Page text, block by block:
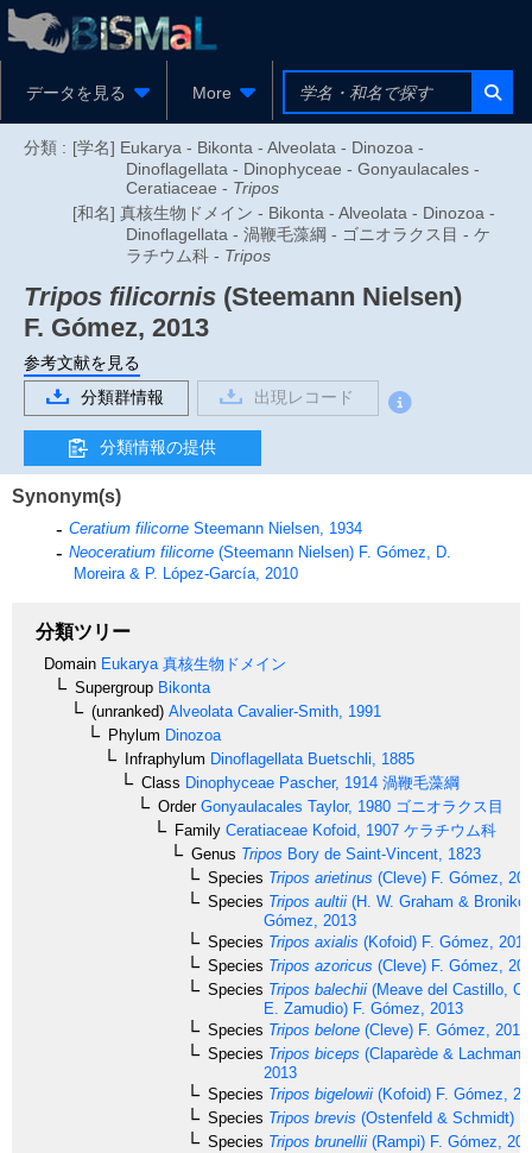
データを見る More
分類 : [学名] Eukarya - Bikonta - Alveolata - Dinozoa -
Dinoflagellata - Dinophyceae - Gonyaulacales -
Ceratiaceae - Tripos
[和名] 真核生物ドメイン - Bikonta - Alveolata - Dinozoa -
Dinoflagellata - 渦鞭毛藻綱 - ゴニオラクス目 - ケ
ラチウム科 - Tripos
Tripos filicornis (Steemann Nielsen)
F. Gómez, 2013
参考文献を見る
分類群情報
出現レコード
分類情報の提供
Synonym(s)
Ceratium filicorne Steemann Nielsen, 1934
Neoceratium filicorne (Steemann Nielsen) F. Gómez, D.
Moreira & P. López-García, 2010
分類ツリー
Domain Eukarya 真核生物ドメイン
Supergroup Bikonta
(unranked) Alveolata Cavalier-Smith, 1991
Phylum Dinozoa
Infraphylum Dinoflagellata Buetschli, 1885
Class Dinophyceae Pascher, 1914 渦鞭毛藻綱
OrderGonyaulacales Taylor, 1980 ゴニオラクス目
Family Ceratiaceae Kofoid, 1907 ケラチウム科
Genus Tripos Bory de Saint-Vincent, 1823
Species Tripos arietinus (Cleve) F. Gómez,
Species Tripos aultii (H. W. Graham &
Gómez, 2013
Species Tripos axialis (Kofoid) F. Gómez, 2013
Species Tripos azoricus (Cleve) F. Gómez,
Species Tripos balechii (Meave del Castillo,
E. Zamudio) F. Gómez, 2013
Species Tripos belone (Cleve) F. Gómez, 2013
Species Tripos biceps (Claparède &
2013
Species Tripos bigelowii (Kofoid) F. Gómez,
Species Tripos brevis (Ostenfeld & Schmidt)
Species Tripos brunellii (Rampi) F. Gómez,